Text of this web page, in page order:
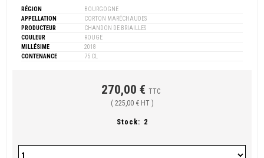
RÉGION
BOURGOGNE
APPELLATION
CORTON MARÉCHAUDES
PRODUCTEUR
CHANDON DE BRIAILLES
COULEUR
ROUGE
MILLÉSIME
2018
CONTENANCE
75 CL
270,00 € TTC
( 225,00 € HT )
Stock: 2